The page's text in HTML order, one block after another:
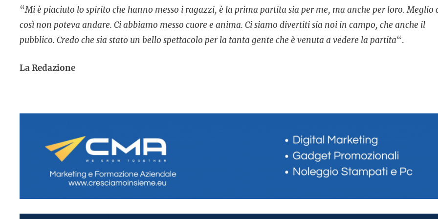
“Mi è piaciuto lo spirito che hanno messo i ragazzi, è la prima partita sia per me, ma anche per loro. Meglio
così non poteva andare. Ci abbiamo messo cuore e anima. Ci siamo divertiti sia noi in campo, che anche il
pubblico. Credo che sia stato un bello spettacolo per la tanta gente che è venuta a vedere la partita“.
La Redazione